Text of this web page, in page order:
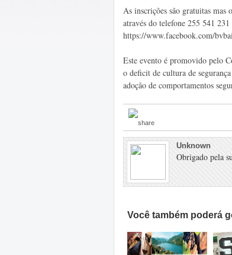
As inscrições são gratuitas mas
através do telefone 255 541
https://www.facebook.com/
Este evento é promovido pelo
o deficit de cultura de
adoção de comportamentos
Unknown
Obrigado pela
Você também poderá